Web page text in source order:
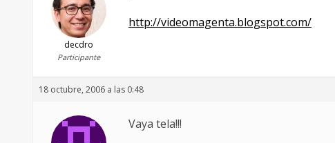
decdro
Participante
http://videomagenta.blogspot.com/
18 octubre, 2006 a las 0:48
Vaya tela!!!